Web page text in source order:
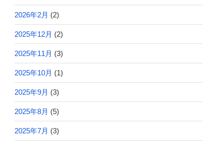
2026年2月 (2)
2025年12月 (2)
2025年11月 (3)
2025年10月 (1)
2025年9月 (3)
2025年8月 (5)
2025年7月 (3)